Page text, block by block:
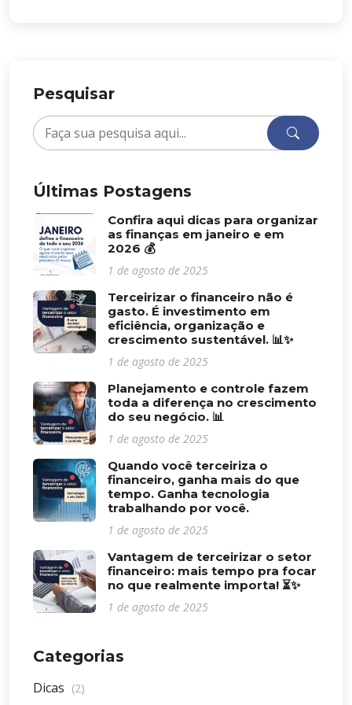
Pesquisar
Últimas Postagens
Confira aqui dicas para organizar
as finanças em janeiro e em
2026 💰
1 de agosto de 2025
Terceirizar o financeiro não é
gasto. É investimento em
eficiência, organização e
crescimento sustentável. 📊✨
1 de agosto de 2025
Planejamento e controle fazem
toda a diferença no crescimento
do seu negócio. 📊
1 de agosto de 2025
Quando você terceiriza o
financeiro, ganha mais do que
tempo. Ganha tecnologia
trabalhando por você.
1 de agosto de 2025
Vantagem de terceirizar o setor
financeiro: mais tempo pra focar
no que realmente importa! ⏳✨
1 de agosto de 2025
Categorias
Dicas (2)